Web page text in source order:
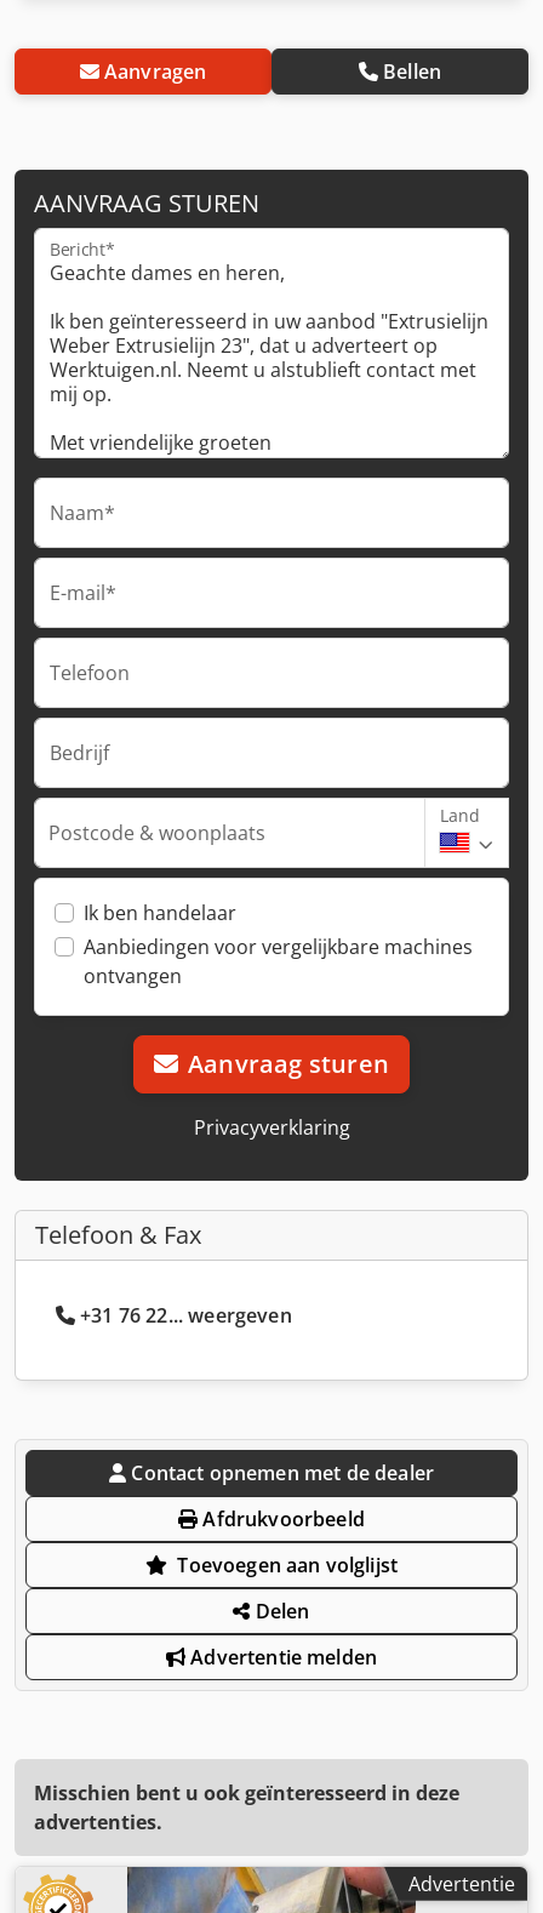
Aanvragen Bellen
AANVRAAG STUREN
Bericht*
Naam*
E-mail*
Telefoon
Bedrijf
Postcode & woonplaats
Land
Ik ben handelaar
Aanbiedingen voor vergelijkbare machines
ontvangen
Aanvraag sturen
Privacyverklaring
Telefoon & Fax
+31 76 22... weergeven
Contact opnemen met de dealer
Afdrukvoorbeeld
Toevoegen aan volglijst
Delen
Advertentie melden
Misschien bent u ook geïnteresseerd in deze
advertenties.
Advertentie